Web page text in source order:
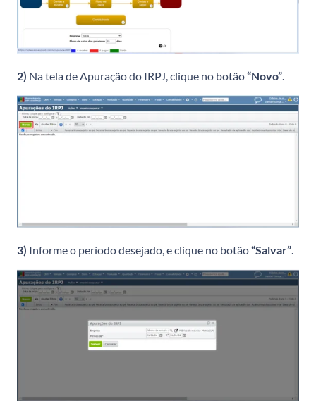
2) Na tela de Apuração do IRPJ, clique no botão“Novo”.
3) Informe o período desejado, e clique no botão“Salvar”.